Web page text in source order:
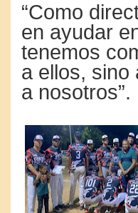
“Como
en ayudar
tenemos
a ellos, sino
a